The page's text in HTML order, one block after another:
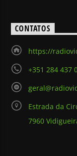
CONTATOS
https://
+351 284 437
Estrada da
7960